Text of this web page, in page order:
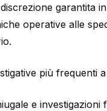
garantita
operative alle
più frequenti
e investigazioni